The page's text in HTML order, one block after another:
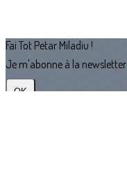
Fai Tot Petar Miladiu !
Je m'abonne à la newsletter
OK